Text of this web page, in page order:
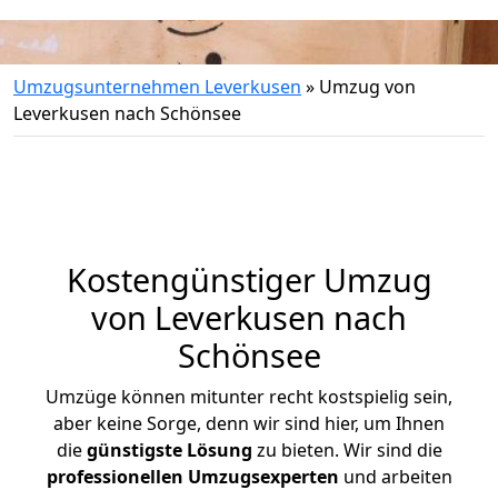
Umzugsunternehmen Leverkusen » Umzug von
Leverkusen nach Schönsee
Kostengünstiger Umzug
von Leverkusen nach
Schönsee
Umzüge können mitunter recht kostspielig sein,
aber keine Sorge, denn wir sind hier, um Ihnen
diegünstigste Lösung zu bieten. Wir sind die
professionellen Umzugsexperten und arbeiten